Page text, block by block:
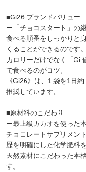
■Gi26 ブランドバリュー
ー「チョコスタート」の
食べる順番をしっかりと
くることができるのです。
カロリーだけでなく「Gi
で食べるのがコツ。
《Gi26》は、1 袋を1日
推奨しています。
■原材料のこだわり
ー最上級カカオを使った
チョコレートサプリメン
歴を明確にした化学肥料
天然素材にこだわった本
す。